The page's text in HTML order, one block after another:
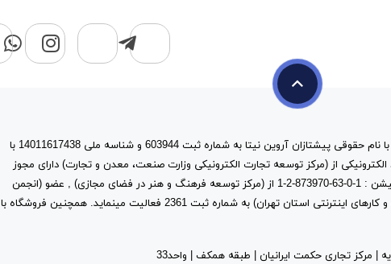
اسپرت مایکت یک برند با نام حقوقی پیشتازان آروین نیتا به شماره ثبت 603944 و شناسه ملی 14011617438 با
الکترونیکی از (مرکز توسعه تجارت الکترونیکی وزارت صنعت، معدن و تجارت) دارای مجوز
انتشار و کد شامد اپلیکیشن : 1-0-63-873970-2-1 از (مرکز توسعه فرهنگ و هنر در فضای مجازی) , عضو (انجمن
صنفی کارفرمایی کسب و کارهای اینترنتی استان تهران) به شماره ثبت 2361 فعالیت مینماید. همچنین فروشگاه با
| مرکز تجاری حکمت ایرانیان | طبقه همکف | واحد33